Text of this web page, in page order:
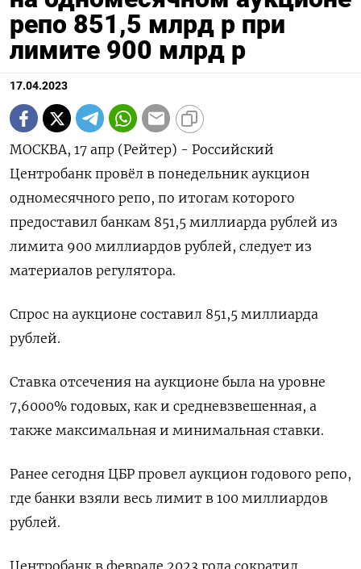
репо 851,5 млрд р при
лимите 900 млрд р
17.04.2023
МОСКВА, 17 апр (Рейтер) - Российский
Центробанк провёл в понедельник аукцион
одномесячного репо, по итогам которого
предоставил банкам 851,5 миллиарда рублей из
лимита 900 миллиардов рублей, следует из
материалов регулятора.
Спрос на аукционе составил 851,5 миллиарда
рублей.
Ставка отсечения на аукционе была на уровне
7,6000% годовых, как и средневзвешенная, а
также максимальная и минимальная ставки.
Ранее сегодня ЦБР провел аукцион годового репо,
где банки взяли весь лимит в 100 миллиардов
рублей.